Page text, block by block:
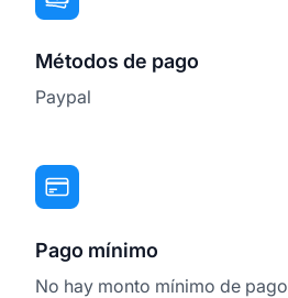
Métodos de pago
Paypal
Pago mínimo
No hay monto mínimo de pago